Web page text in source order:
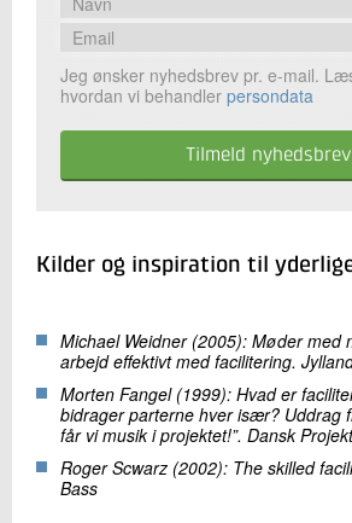
Jeg ønsker nyhedsbrev pr. e-mail.
hvordan vi behandler persondata
Kilder og inspiration til
Michael Weidner (2005): Møder med
arbejd effektivt med facilitering.
Morten Fangel (1999): Hvad er
bidrager parterne hver især? Uddrag
får vi musik i projektet!”. Dansk
Roger Scwarz (2002): The skilled
Bass